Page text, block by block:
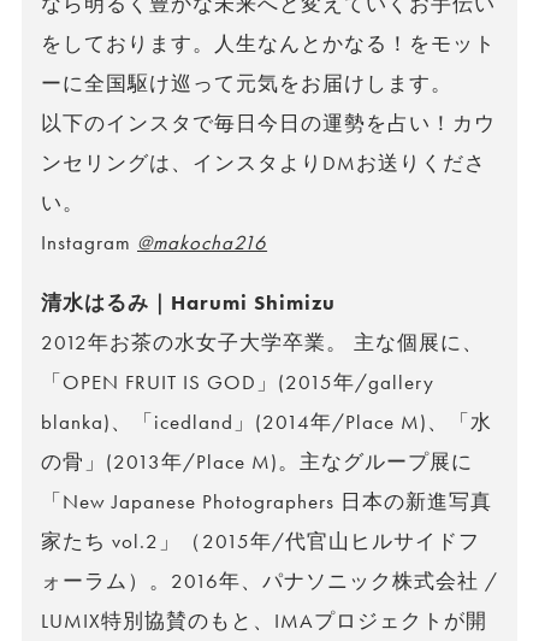
をしております。人生なんとかなる！をモット
ーに全国駆け巡って元気をお届けします。
以下のインスタで毎日今日の運勢を占い！カウ
ンセリングは、インスタよりDMお送りくださ
い。
Instagram @makocha216
清水はるみ｜Harumi Shimizu
2012年お茶の水女子大学卒業。 主な個展に、
「OPEN FRUIT IS GOD」(2015年/gallery
blanka)、「icedland」(2014年/Place M)、「水
の骨」(2013年/Place M)。主なグループ展に
「New Japanese Photographers 日本の新進写真
家たち vol.2」（2015年/代官山ヒルサイドフ
ォーラム）。2016年、パナソニック株式会社 /
LUMIX特別協賛のもと、IMAプロジェクトが開